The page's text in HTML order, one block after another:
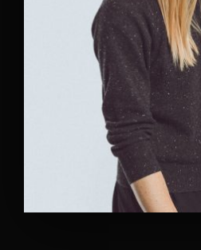
Remember Me
By signing in, you agree to
conditionsand our privacy